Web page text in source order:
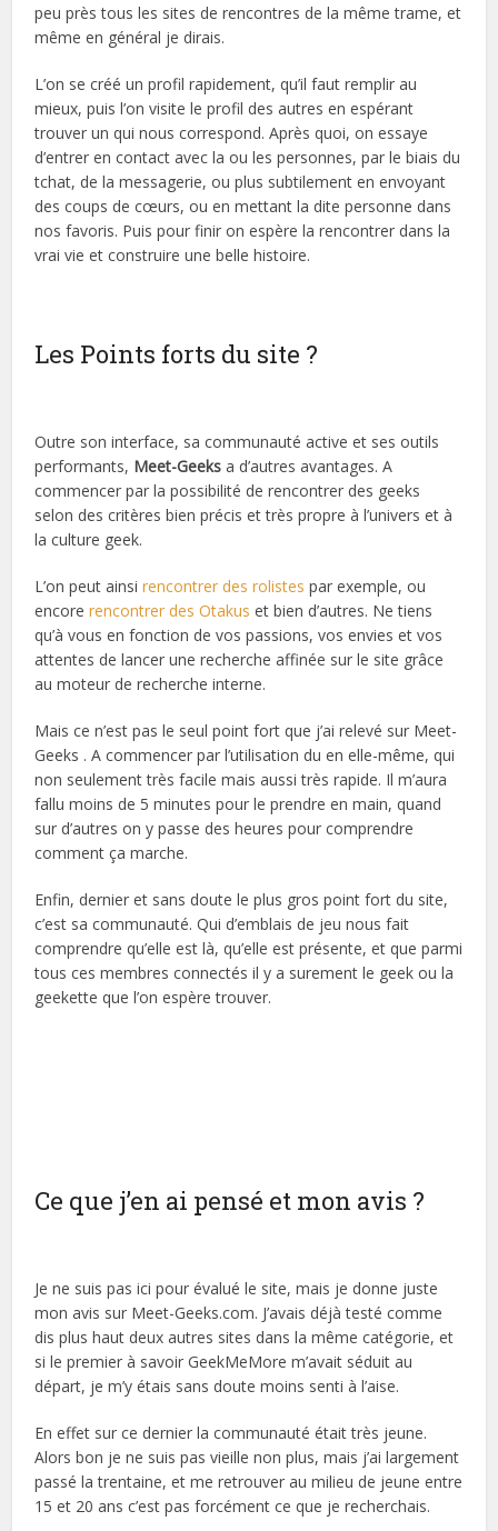
peu près tous les sites de rencontres de la même trame, et
même en général je dirais.
L’on se créé un profil rapidement, qu’il faut remplir au
mieux, puis l’on visite le profil des autres en espérant
trouver un qui nous correspond. Après quoi, on essaye
d’entrer en contact avec la ou les personnes, par le biais du
tchat, de la messagerie, ou plus subtilement en envoyant
des coups de cœurs, ou en mettant la dite personne dans
nos favoris. Puis pour finir on espère la rencontrer dans la
vrai vie et construire une belle histoire.
Les Points forts du site ?
Outre son interface, sa communauté active et ses outils
performants, Meet-Geeks a d’autres avantages. A
commencer par la possibilité de rencontrer des geeks
selon des critères bien précis et très propre à l’univers et à
la culture geek.
L’on peut ainsirencontrer des rolistes par exemple, ou
encorerencontrer des Otakus et bien d’autres. Ne tiens
qu’à vous en fonction de vos passions, vos envies et vos
attentes de lancer une recherche affinée sur le site grâce
au moteur de recherche interne.
Mais ce n’est pas le seul point fort que j’ai relevé sur Meet-
Geeks . A commencer par l’utilisation du en elle-même, qui
non seulement très facile mais aussi très rapide. Il m’aura
fallu moins de 5 minutes pour le prendre en main, quand
sur d’autres on y passe des heures pour comprendre
comment ça marche.
Enfin, dernier et sans doute le plus gros point fort du site,
c’est sa communauté. Qui d’emblais de jeu nous fait
comprendre qu’elle est là, qu’elle est présente, et que parmi
tous ces membres connectés il y a surement le geek ou la
geekette que l’on espère trouver.
Ce que j’en ai pensé et mon avis ?
Je ne suis pas ici pour évalué le site, mais je donne juste
mon avis sur Meet-Geeks.com. J’avais déjà testé comme
dis plus haut deux autres sites dans la même catégorie, et
si le premier à savoir GeekMeMore m’avait séduit au
départ, je m’y étais sans doute moins senti à l’aise.
En effet sur ce dernier la communauté était très jeune.
Alors bon je ne suis pas vieille non plus, mais j’ai largement
passé la trentaine, et me retrouver au milieu de jeune entre
15 et 20 ans c’est pas forcément ce que je recherchais.